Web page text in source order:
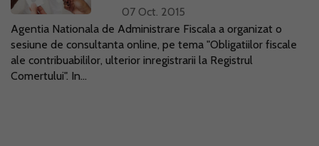
07 Oct. 2015
Agentia Nationala de Administrare Fiscala a organizat o
sesiune de consultanta online, pe tema "Obligatiilor fiscale
ale contribuabililor, ulterior inregistrarii la Registrul
Comertului". In...